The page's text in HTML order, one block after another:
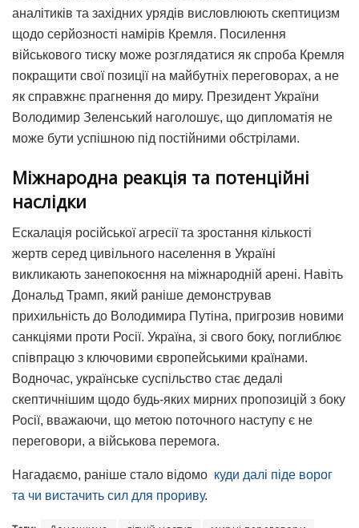
аналітиків та західних урядів висловлюють скептицизм
щодо серйозності намірів Кремля. Посилення
військового тиску може розглядатися як спроба Кремля
покращити свої позиції на майбутніх переговорах, а не
як справжнє прагнення до миру. Президент України
Володимир Зеленський наголошує, що дипломатія не
може бути успішною під постійними обстрілами.
Міжнародна реакція та потенційні
наслідки
Ескалація російської агресії та зростання кількості
жертв серед цивільного населення в Україні
викликають занепокоєння на міжнародній арені. Навіть
Дональд Трамп, який раніше демонстрував
прихильність до Володимира Путіна, пригрозив новими
санкціями проти Росії. Україна, зі свого боку, поглиблює
співпрацю з ключовими європейськими країнами.
Водночас, українське суспільство стає дедалі
скептичнішим щодо будь-яких мирних пропозицій з боку
Росії, вважаючи, що метою поточного наступу є не
переговори, а військова перемога.
Нагадаємо, раніше стало відомо куди далі піде ворог
та чи вистачить сил для прориву.